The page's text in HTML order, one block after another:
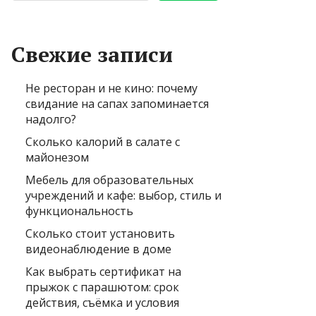
Свежие записи
Не ресторан и не кино: почему
свидание на сапах запоминается
надолго?
Сколько калорий в салате с
майонезом
Мебель для образовательных
учреждений и кафе: выбор, стиль и
функциональность
Сколько стоит установить
видеонаблюдение в доме
Как выбрать сертификат на
прыжок с парашютом: срок
действия, съёмка и условия